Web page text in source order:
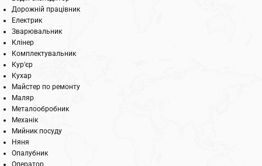
Дорожній працівник
Електрик
Зварювальник
Клінер
Комплектувальник
Кур'єр
Кухар
Майстер по ремонту
Маляр
Металообробник
Механік
Мийник посуду
Няня
Опалубник
Оператор